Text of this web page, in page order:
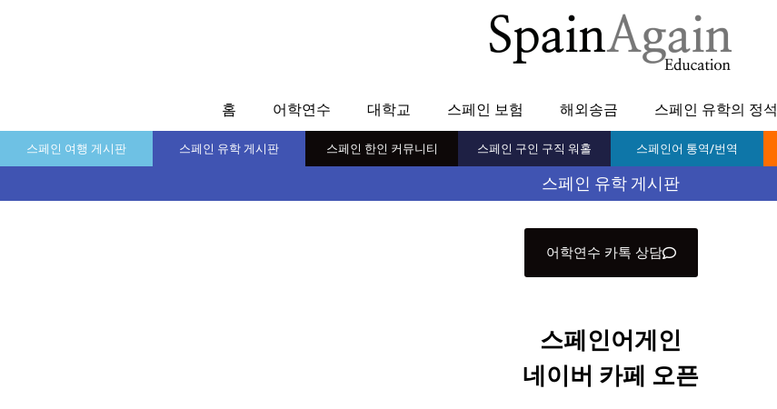
홈 어학연수 대학교 스페인 보험 해외송금 스페인 유학의 정석
스페인 여행 게시판 스페인 유학 게시판 스페인 한인 커뮤니티 스페인 구인 구직 워홀 스페인어 통역/번역
스페인 유학 게시판
어학연수 카톡 상담
스페인어게인
네이버 카페 오픈